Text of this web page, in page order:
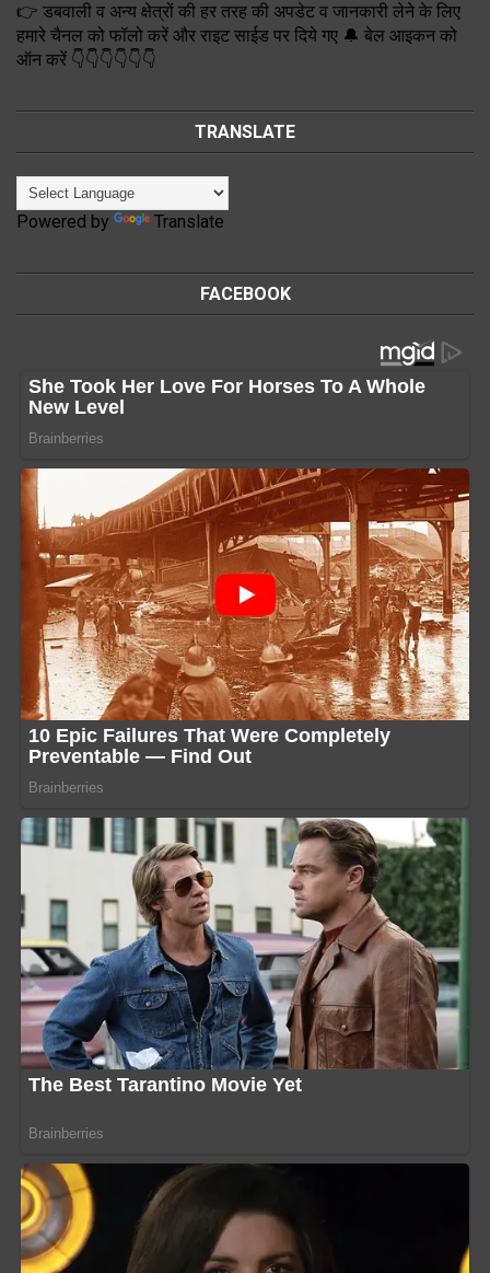
👉 डबवाली व अन्य क्षेत्रों की हर तरह की अपडेट व जानकारी लेने के लिए
हमारे चैनल को फॉलो करें और राइट साईड पर दिये गए 🔔 बेल आइकन को
ऑन करें 👇👇👇👇👇👇
TRANSLATE
Powered by Translate
FACEBOOK